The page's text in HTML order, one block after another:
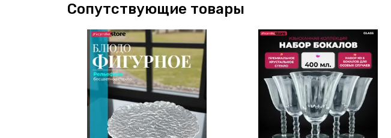
Сопутствующие товары